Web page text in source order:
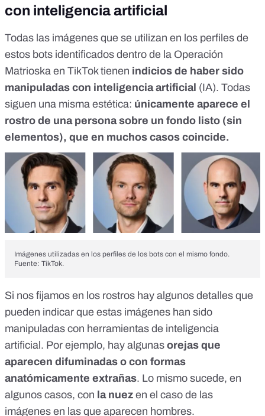
con inteligencia artificial
Todas las imágenes que se utilizan en los perfiles de
estos bots identificados dentro de la Operación
Matrioska en TikTok tienen indicios de haber sido
manipuladas con inteligencia artificial (IA). Todas
siguen una misma estética: únicamente aparece el
rostro de una persona sobre un fondo listo (sin
elementos), que en muchos casos coincide.
Imágenes utilizadas en los perfiles de los bots con el mismo fondo.
Fuente: TikTok.
Si nos fijamos en los rostros hay algunos detalles que
pueden indicar que estas imágenes han sido
manipuladas con herramientas de inteligencia
artificial. Por ejemplo, hay algunas orejas que
aparecen difuminadas o con formas
anatómicamente extrañas. Lo mismo sucede, en
algunos casos, con la nuez en el caso de las
imágenes en las que aparecen hombres.